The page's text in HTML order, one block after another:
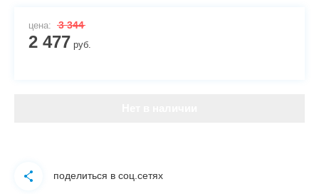
цена: 3 344
2 477 руб.
поделиться в соц.сетях